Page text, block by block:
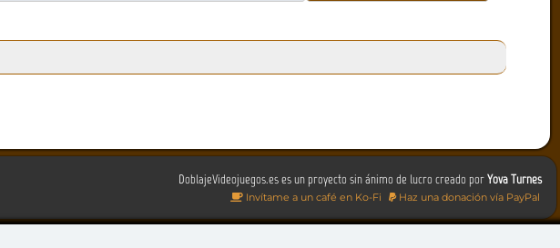
DoblajeVideojuegos.es es un proyecto sin ánimo de lucro creado porYova Turnes
Invítame a un café en Ko-Fi Haz una donación vía PayPal